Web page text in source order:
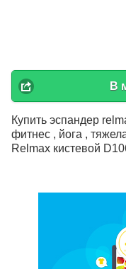
В
Купить эспандер
фитнес , йога ,
Relmax кистевой